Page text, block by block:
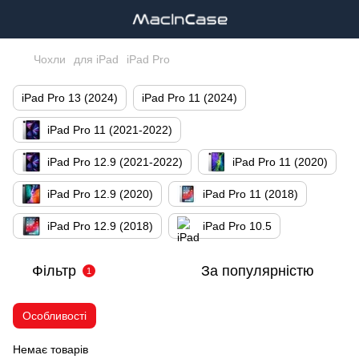
Чохли для iPad iPad Pro
iPad Pro 13 (2024) iPad Pro 11 (2024)
iPad Pro 11 (2021-2022)
iPad Pro 12.9 (2021-2022) iPad Pro 11 (2020)
iPad Pro 12.9 (2020) iPad Pro 11 (2018)
iPad Pro 12.9 (2018) iPad Pro 10.5
Фільтр 1 За популярністю
Особливості
Немає товарів